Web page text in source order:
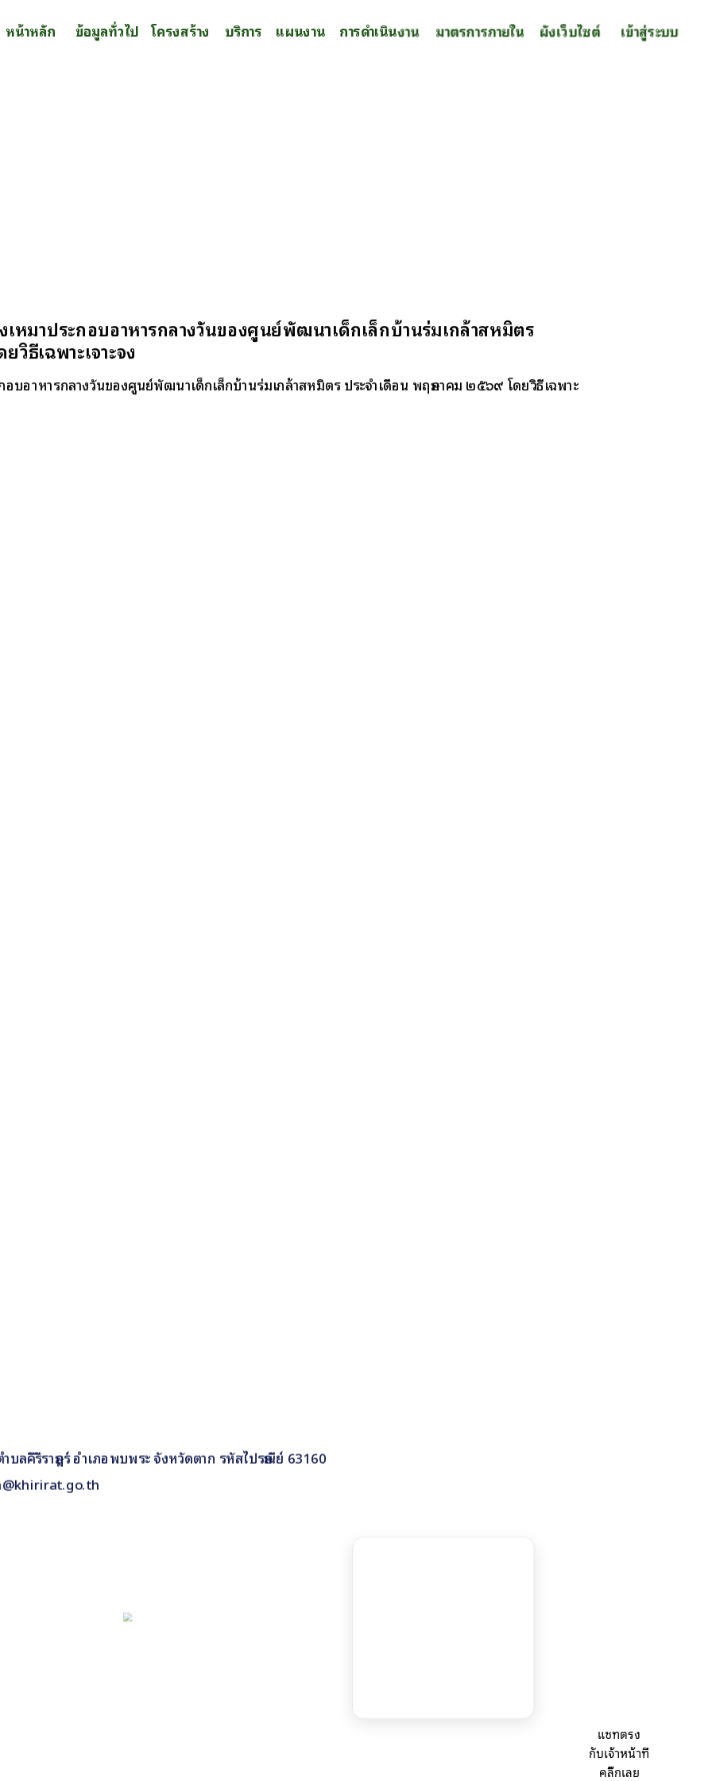
แชทตรง
กับเจ้าหน้าที่
คลิ๊กเลย
หน้าหลัก ข้อมูลทั่วไป โครงสร้าง บริการ แผนงาน การดำเนินงาน มาตรการภายใน ผังเว็บไซต์ เข้าสู่ระบบ
เหมาประกอบอาหารกลางวันของศูนย์พัฒนาเด็กเล็กบ้านร่มเกล้าสหมิตร
วิธีเฉพาะเจาะจง
อบอาหารกลางวันของศูนย์พัฒนาเด็กเล็กบ้านร่มเกล้าสหมิตร ประจำเดือน พฤษภาคม ๒๕๖๙ โดยวิธีเฉพาะ
ลคีรีราษฎร์ อำเภอพบพระ จังหวัดตาก รหัสไปรษณีย์ 63160